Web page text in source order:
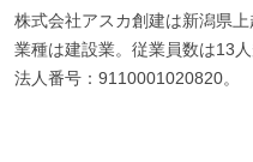
株式会社アスカ創建は新潟県
業種は建設業。従業員数は13人
法人番号：9110001020820。